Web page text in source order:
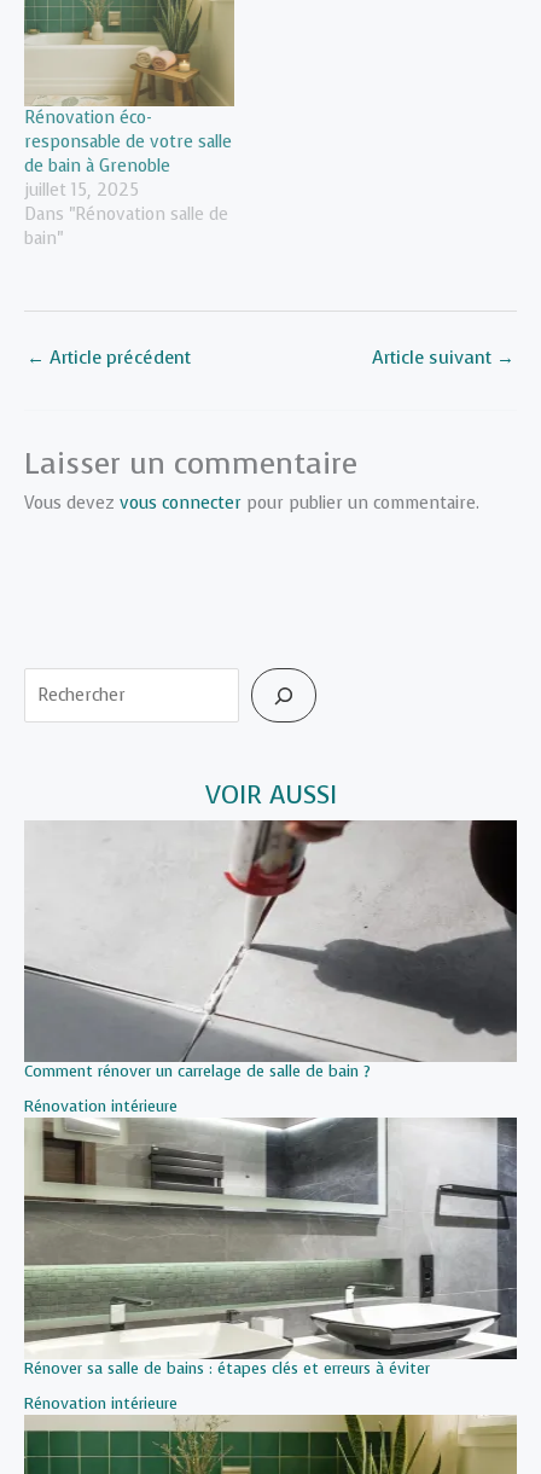
Rénovation éco-
responsable de votre salle
de bain à Grenoble
juillet 15, 2025
Dans "Rénovation salle de
bain"
← Article précédent Article suivant →
Laisser un commentaire
Vous devez vous connecter pour publier un commentaire.
Rechercher
VOIR AUSSI
Comment rénover un carrelage de salle de bain ?
Par rapport à
Rénovation intérieure
Rénover sa salle de bains : étapes clés et erreurs à éviter
Par rapport à
Rénovation intérieure